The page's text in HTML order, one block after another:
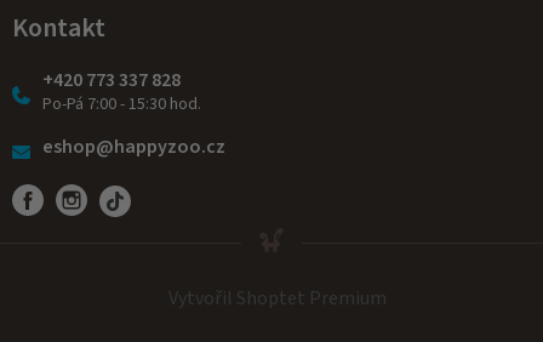
Kontakt
+420 773 337 828
Po-Pá 7:00 - 15:30 hod.
eshop@happyzoo.cz
Vytvořil Shoptet Premium